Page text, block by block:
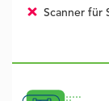
Scanner für